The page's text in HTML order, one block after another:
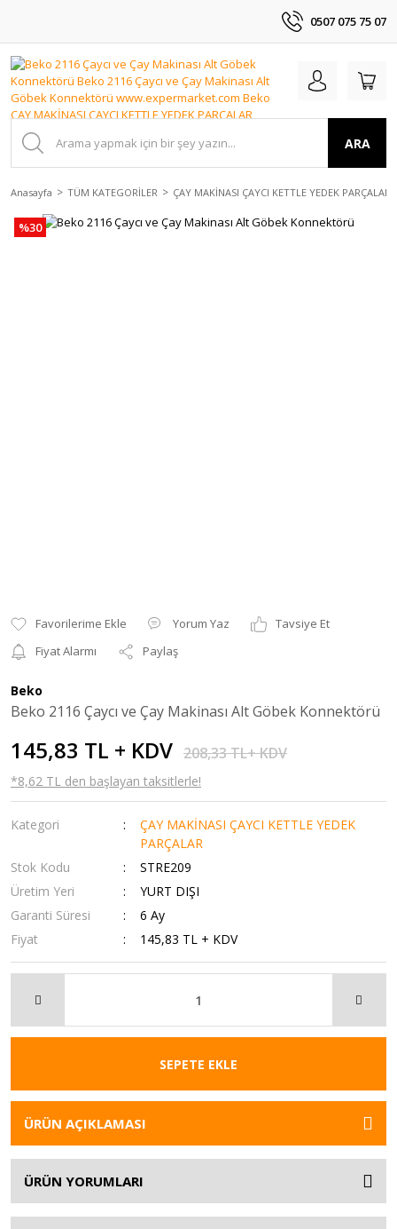
0507 075 75 07
ARA
Anasayfa TÜM KATEGORİLER ÇAY MAKİNASI ÇAYCI KETTLE YEDEK PARÇALAR
%30
Yorum Yaz
Tavsiye Et
Fiyat Alarmı
Paylaş
Beko
Beko 2116 Çaycı ve Çay Makinası Alt Göbek Konnektörü
145,83 TL + KDV 208,33 TL+ KDV
*8,62 TL den başlayan taksitlerle!
Kategori
ÇAY MAKİNASI ÇAYCI KETTLE YEDEK
PARÇALAR
Stok Kodu
STRE209
Üretim Yeri
YURT DIŞI
Garanti Süresi
6 Ay
Fiyat
145,83 TL + KDV
SEPETE EKLE
ÜRÜN AÇIKLAMASI
ÜRÜN YORUMLARI